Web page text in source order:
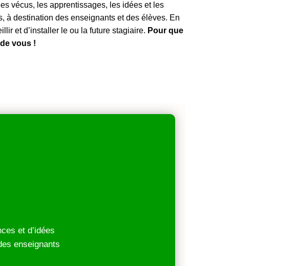
vécus, les apprentissages, les idées et les
à destination des enseignants et des élèves. En
et d’installer le ou la future stagiaire. Pour que
vous !
et d’idées
enseignants